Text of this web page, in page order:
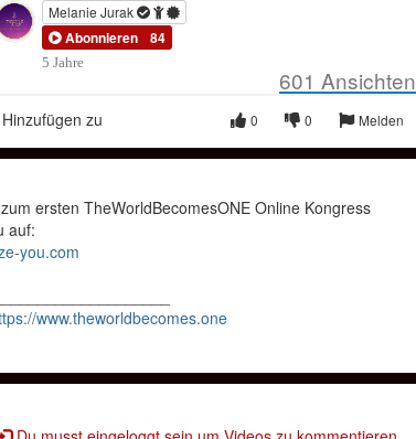
Melanie Jurak
Abonnieren 84
5 Jahre
601 Ansichten
Hinzufügen zu Melden
0
0
ersten TheWorldBecomesONE Online Kongress
auf:
you.com
www.theworldbecomes.one